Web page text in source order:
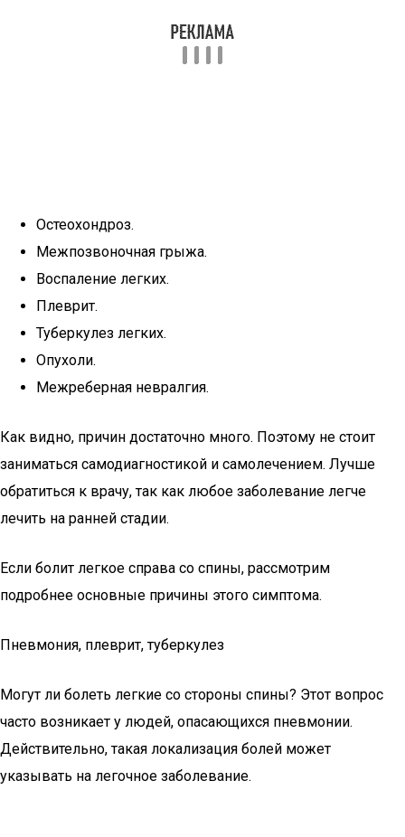
Остеохондроз.
Межпозвоночная грыжа.
Воспаление легких.
Плеврит.
Туберкулез легких.
Опухоли.
Межреберная невралгия.
Как видно, причин достаточно много. Поэтому не стоит
заниматься самодиагностикой и самолечением. Лучше
обратиться к врачу, так как любое заболевание легче
лечить на ранней стадии.
Если болит легкое справа со спины, рассмотрим
подробнее основные причины этого симптома.
Пневмония, плеврит, туберкулез
Могут ли болеть легкие со стороны спины? Этот вопрос
часто возникает у людей, опасающихся пневмонии.
Действительно, такая локализация болей может
указывать на легочное заболевание.